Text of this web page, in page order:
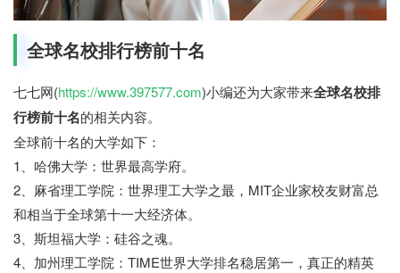
全球名校排行榜前十名
七七网(https://www.397577.com)小编还为大家带来全球名校排
行榜前十名的相关内容。
全球前十名的大学如下：
1、哈佛大学：世界最高学府。
2、麻省理工学院：世界理工大学之最，MIT企业家校友财富总
和相当于全球第十一大经济体。
3、斯坦福大学：硅谷之魂。
4、加州理工学院：TIME世界大学排名稳居第一，真正的精英